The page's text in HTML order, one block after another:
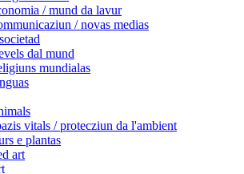
/ mund da lavur
/ novas medias
dal mund
mundialas
vitals / protecziun da l'ambient
e plantas
art